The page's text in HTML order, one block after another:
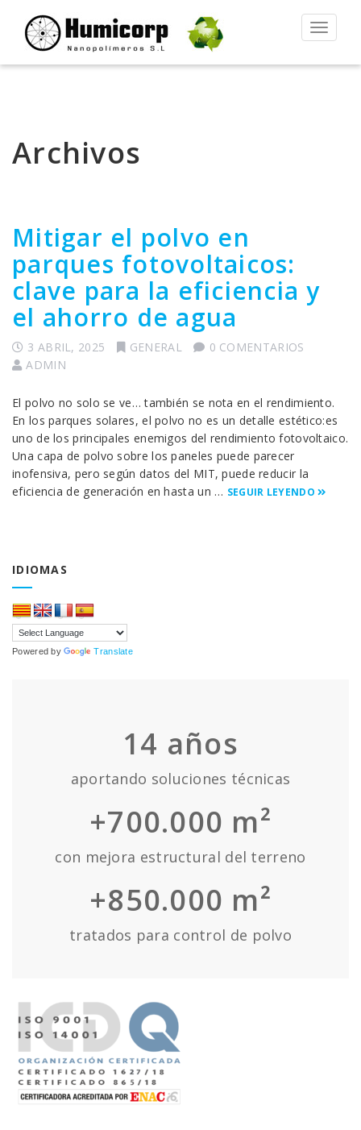
Alternar
Archivos
Mitigar el polvo en
parques fotovoltaicos:
clave para la eficiencia y
el ahorro de agua
3 ABRIL, 2025 GENERAL
0 COMENTARIOS
ADMIN
El polvo no solo se ve… también se nota en el rendimiento.
En los parques solares, el polvo no es un detalle estético:es
uno de los principales enemigos del rendimiento fotovoltaico.
Una capa de polvo sobre los paneles puede parecer
inofensiva, pero según datos del MIT, puede reducir la
eficiencia de generación en hasta un … SEGUIR LEYENDO
IDIOMAS
Powered by Translate
14 años
aportando soluciones técnicas
+700.000 m²
con mejora estructural del terreno
+850.000 m²
tratados para control de polvo